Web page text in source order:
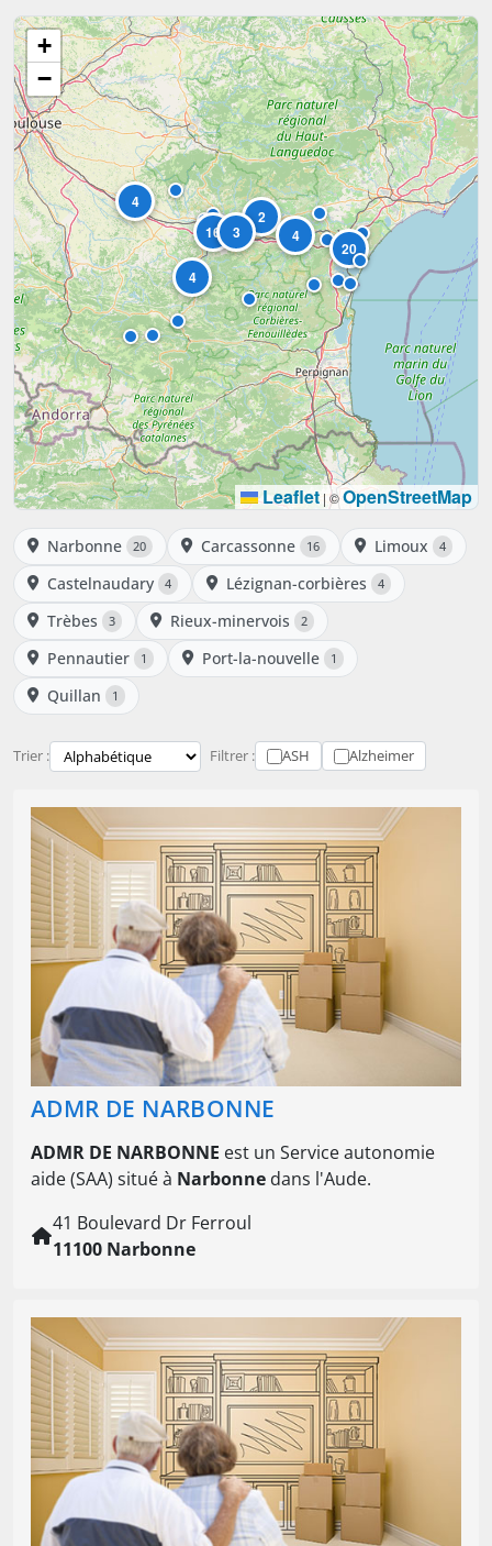
16
4
20
4
4
3
2
+
−
Leaflet | ©OpenStreetMap
Narbonne 20 Carcassonne 16 Limoux 4
Castelnaudary 4 Lézignan-corbières 4
Trèbes 3 Rieux-minervois 2
Pennautier 1 Port-la-nouvelle 1
Quillan 1
Trier : Filtrer : ASH Alzheimer
ADMR DE NARBONNE
ADMR DE NARBONNE est un Service autonomie
aide (SAA) situé à Narbonne dans l'Aude.
41 Boulevard Dr Ferroul
11100 Narbonne